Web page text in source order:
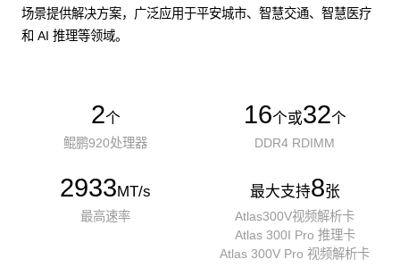
场景提供解决方案，广泛应用于平安城市、智慧交通、智慧医疗
和 AI 推理等领域。
2个
鲲鹏920处理器
16个或32个
DDR4 RDIMM
2933MT/s
最高速率
最大支持8张
Atlas300V视频解析卡
Atlas 300I Pro 推理卡
Atlas 300V Pro 视频解析卡